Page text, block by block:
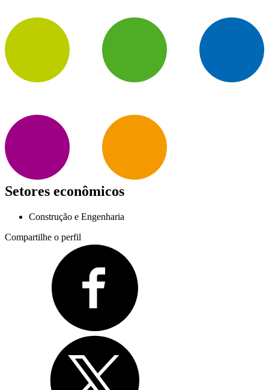
Setores econômicos
Construção e Engenharia
Compartilhe o perfil